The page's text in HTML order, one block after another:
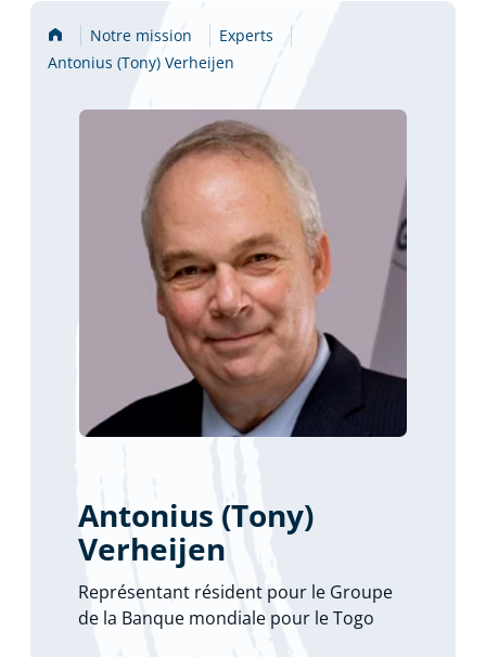
AccueilNotre mission
Experts
Antonius (Tony) Verheijen
Antonius (Tony)
Verheijen
Représentant résident pour le Groupe
de la Banque mondiale pour le Togo